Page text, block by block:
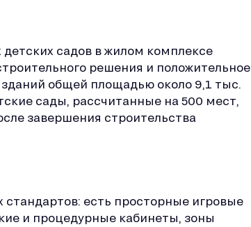
садов в жилом комплексе
решения и положительное
общей площадью около 9,1 тыс.
сады, рассчитанные на 500 мест,
завершения строительства
есть просторные игровые
и процедурные кабинеты, зоны